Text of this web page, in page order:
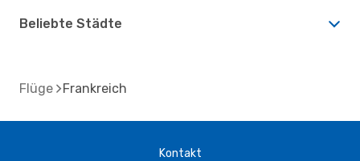
Beliebte Städte
Flüge Frankreich
Kontakt